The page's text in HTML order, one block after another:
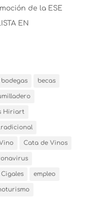
de la ESE
EN
becas
Hiriart
Cata de Vinos
Cigales empleo